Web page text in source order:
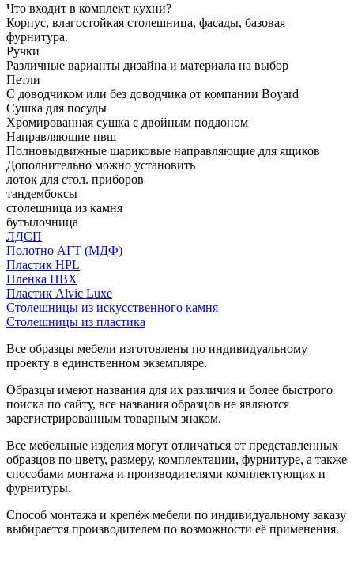
Что входит в комплект кухни?
Корпус, влагостойкая столешница, фасады, базовая
фурнитура.
Ручки
Различные варианты дизайна и материала на выбор
Петли
С доводчиком или без доводчика от компании Boyard
Сушка для посуды
Хромированная сушка с двойным поддоном
Направляющие пвш
Полновыдвижные шариковые направляющие для ящиков
Дополнительно можно установить
лоток для стол. приборов
тандембоксы
столешница из камня
бутылочница
ЛДСП
Полотно АГТ (МДФ)
Пластик HPL
Пленка ПВХ
Пластик Alvic Luxe
Столешницы из искусственного камня
Столешницы из пластика
Все образцы мебели изготовлены по индивидуальному
проекту в единственном экземпляре.
Образцы имеют названия для их различия и более быстрого
поиска по сайту, все названия образцов не являются
зарегистрированным товарным знаком.
Все мебельные изделия могут отличаться от представленных
образцов по цвету, размеру, комплектации, фурнитуре, а также
способами монтажа и производителями комплектующих и
фурнитуры.
Способ монтажа и крепёж мебели по индивидуальному заказу
выбирается производителем по возможности её применения.